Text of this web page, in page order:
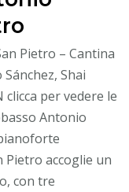
Pietro – Cantina
Shai
per vedere le
Antonio
Pietro accoglie un
con tre